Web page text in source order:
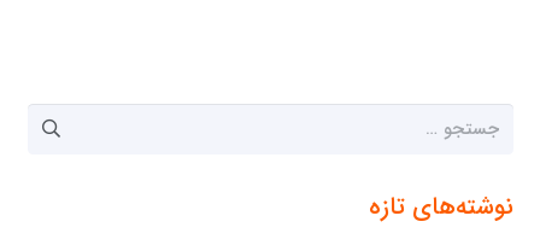
جستجو
نوشته‌های تازه